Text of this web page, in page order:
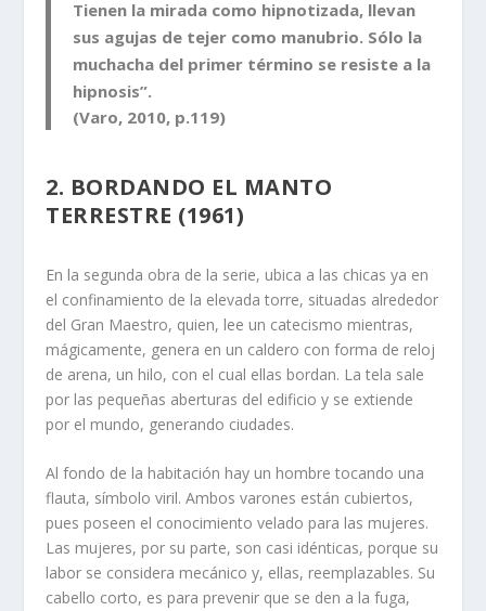
Tienen la mirada como hipnotizada, llevan
sus agujas de tejer como manubrio. Sólo la
muchacha del primer término se resiste a la
hipnosis”.
(Varo, 2010, p.119)
2. BORDANDO EL MANTO
TERRESTRE (1961)
En la segunda obra de la serie, ubica a las chicas ya en
el confinamiento de la elevada torre, situadas alrededor
del Gran Maestro, quien, lee un catecismo mientras,
mágicamente, genera en un caldero con forma de reloj
de arena, un hilo, con el cual ellas bordan. La tela sale
por las pequeñas aberturas del edificio y se extiende
por el mundo, generando ciudades.
Al fondo de la habitación hay un hombre tocando una
flauta, símbolo viril. Ambos varones están cubiertos,
pues poseen el conocimiento velado para las mujeres.
Las mujeres, por su parte, son casi idénticas, porque su
labor se considera mecánico y, ellas, reemplazables. Su
cabello corto, es para prevenir que se den a la fuga,